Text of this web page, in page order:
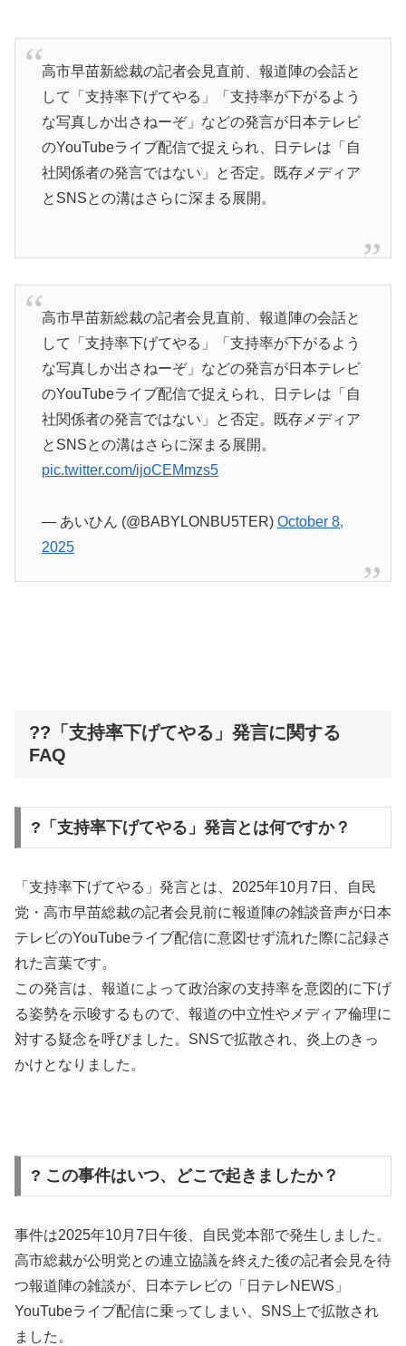
高市早苗新総裁の記者会見直前、報道陣の会話と
して「支持率下げてやる」「支持率が下がるよう
な写真しか出さねーぞ」などの発言が日本テレビ
のYouTubeライブ配信で捉えられ、日テレは「自
社関係者の発言ではない」と否定。既存メディア
とSNSとの溝はさらに深まる展開。
高市早苗新総裁の記者会見直前、報道陣の会話と
して「支持率下げてやる」「支持率が下がるよう
な写真しか出さねーぞ」などの発言が日本テレビ
のYouTubeライブ配信で捉えられ、日テレは「自
社関係者の発言ではない」と否定。既存メディア
とSNSとの溝はさらに深まる展開。
pic.twitter.com/ijoCEMmzs5
— あいひん (@BABYLONBU5TER) October 8,
2025
??「支持率下げてやる」発言に関する
FAQ
?「支持率下げてやる」発言とは何ですか？
「支持率下げてやる」発言とは、2025年10月7日、自民
党・高市早苗総裁の記者会見前に報道陣の雑談音声が日本
テレビのYouTubeライブ配信に意図せず流れた際に記録さ
れた言葉です。
この発言は、報道によって政治家の支持率を意図的に下げ
る姿勢を示唆するもので、報道の中立性やメディア倫理に
対する疑念を呼びました。SNSで拡散され、炎上のきっ
かけとなりました。
? この事件はいつ、どこで起きましたか？
事件は2025年10月7日午後、自民党本部で発生しました。
高市総裁が公明党との連立協議を終えた後の記者会見を待
つ報道陣の雑談が、日本テレビの「日テレNEWS」
YouTubeライブ配信に乗ってしまい、SNS上で拡散され
ました。